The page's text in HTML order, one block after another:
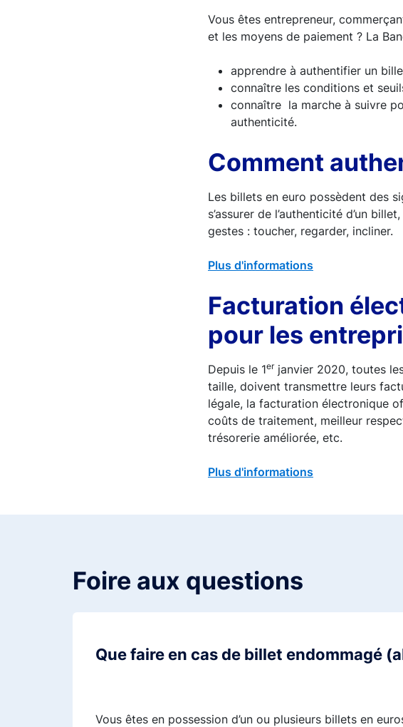
Vous êtes entrepreneur,
et les moyens de paiement ? La
apprendre à authentifier un
connaître les conditions et
connaître la marche à suivre
authenticité.
Comment
Les billets en euro possèdent des
s’assurer de l’authenticité d’un
gestes : toucher, regarder, incliner.
Plus d'informations
Facturation
pour les
Depuis le 1erjanvier 2020, toutes
taille, doivent transmettre leurs
légale, la facturation électronique
coûts de traitement, meilleur
trésorerie améliorée, etc.
Plus d'informations
Foire aux questions
Que faire en cas de billet endommagé
Vous êtes en possession d’un ou plusieurs billets en